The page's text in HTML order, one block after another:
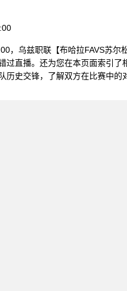
，乌兹职联【布哈拉FAVS苏
过直播。还为您在本页面索引
历史交锋，了解双方在比赛中的